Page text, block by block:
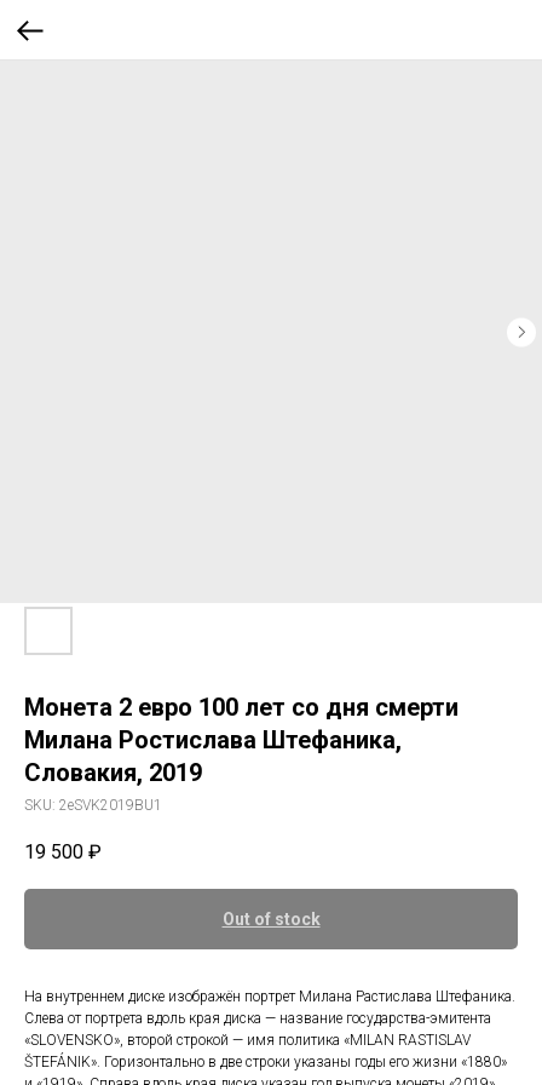
Монета 2 евро 100 лет со дня смерти
Милана Ростислава Штефаника,
Словакия, 2019
SKU: 2eSVK2019BU1
19 500 ₽
Out of stock
На внутреннем диске изображён портрет Милана Растислава Штефаника.
Слева от портрета вдоль края диска — название государства-эмитента
«SLOVENSKO», второй строкой — имя политика «MILAN RASTISLAV
ŠTEFÁNIK». Горизонтально в две строки указаны годы его жизни «1880»